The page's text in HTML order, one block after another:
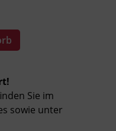
eines
Sicht- und
und
Sie im
sowie unter